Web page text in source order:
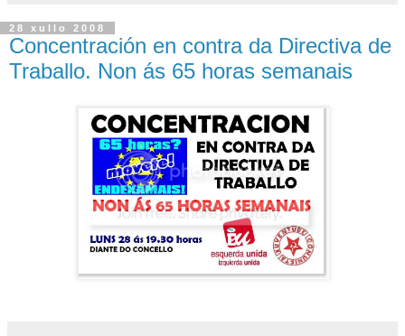
28 xullo 2008
Concentración en contra da Directiva de
Traballo. Non ás 65 horas semanais